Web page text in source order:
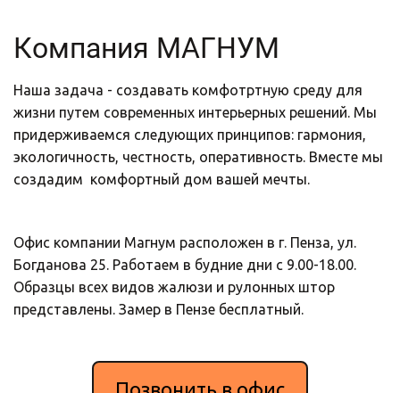
Компания МАГНУМ
Наша задача - создавать комфотртную среду для
жизни путем современных интерьерных решений. Мы
придерживаемся следующих принципов: гармония,
экологичность, честность, оперативность. Вместе мы
создадим  комфортный дом вашей мечты.
Офис компании Магнум расположен в г. Пенза, ул.
Богданова 25. Работаем в будние дни с 9.00-18.00.
Образцы всех видов жалюзи и рулонных штор
представлены. Замер в Пензе бесплатный.